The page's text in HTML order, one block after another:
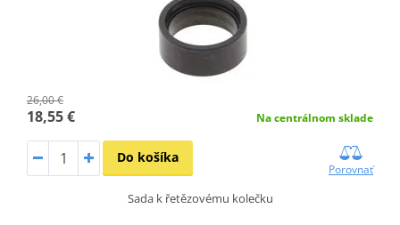
26,00 €
18,55 € Na centrálnom sklade
Do košíka
Porovnať
Sada k řetězovému kolečku